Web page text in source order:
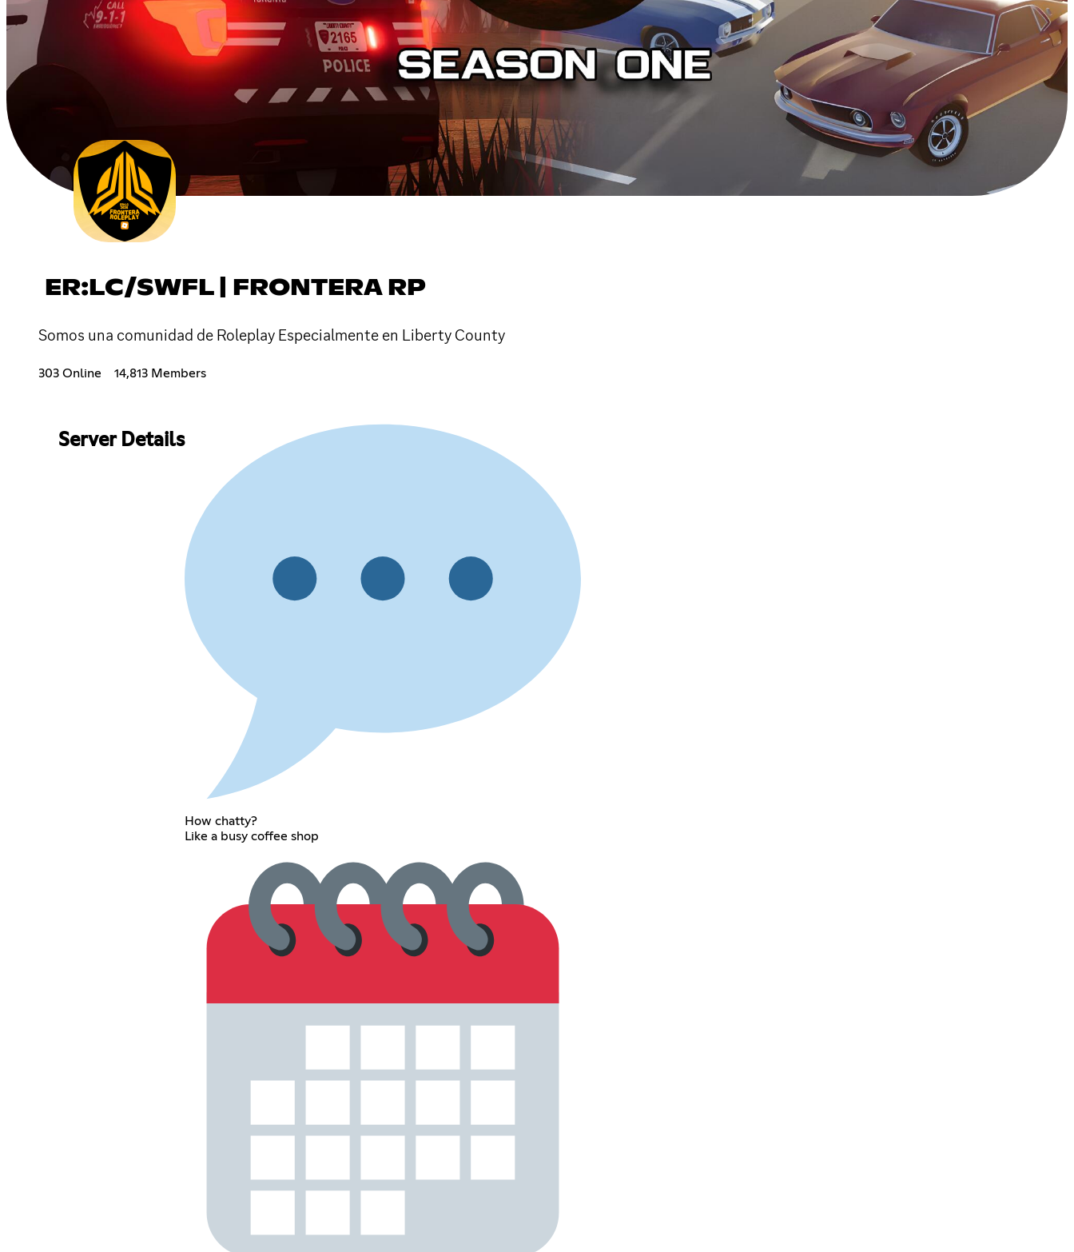
ER:LC/SWFL | FRONTERA RP
Somos una comunidad de Roleplay Especialmente en Liberty County
303 Online 14,813 Members
Server Details
How chatty?
Like a busy coffee shop